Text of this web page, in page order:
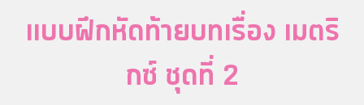
แบบฝึกหัดท้ายบทเรื่อง เมตริ
กซ์ ชุดที่ 2